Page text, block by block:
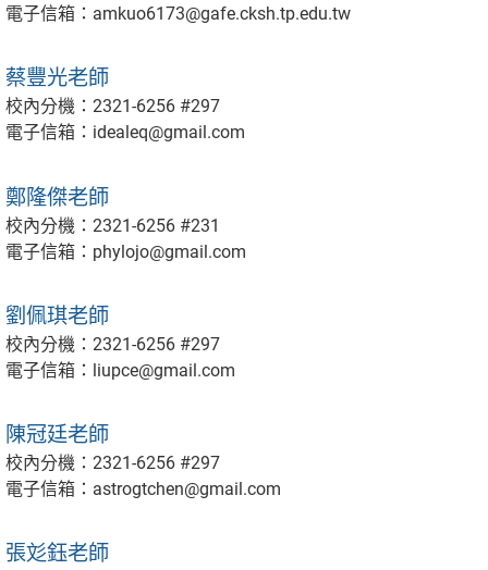
電子信箱：amkuo6173@gafe.cksh.tp.edu.tw
蔡豐光老師
校內分機：2321-6256 #297
電子信箱：idealeq@gmail.com
鄭隆傑老師
校內分機：2321-6256 #231
電子信箱：phylojo@gmail.com
劉佩琪老師
校內分機：2321-6256 #297
電子信箱：liupce@gmail.com
陳冠廷老師
校內分機：2321-6256 #297
電子信箱：astrogtchen@gmail.com
張彣鈺老師